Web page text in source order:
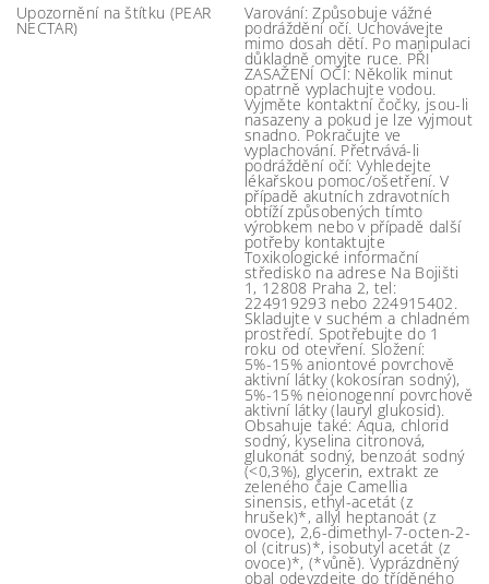
Upozornění na štítku (PEAR
NECTAR)
Varování: Způsobuje vážné
podráždění očí. Uchovávejte
mimo dosah dětí. Po manipulaci
důkladně omyjte ruce. PŘI
ZASAŽENÍ OČÍ: Několik minut
opatrně vyplachujte vodou.
Vyjměte kontaktní čočky, jsou-li
nasazeny a pokud je lze vyjmout
snadno. Pokračujte ve
vyplachování. Přetrvává-li
podráždění očí: Vyhledejte
lékařskou pomoc/ošetření. V
případě akutních zdravotních
obtíží způsobených tímto
výrobkem nebo v případě další
potřeby kontaktujte
Toxikologické informační
středisko na adrese Na Bojišti
1, 12808 Praha 2, tel:
224919293 nebo 224915402.
Skladujte v suchém a chladném
prostředí. Spotřebujte do 1
roku od otevření. Složení:
5%-15% aniontové povrchově
aktivní látky (kokosíran sodný),
5%-15% neionogenní povrchově
aktivní látky (lauryl glukosid).
Obsahuje také: Aqua, chlorid
sodný, kyselina citronová,
glukonát sodný, benzoát sodný
(<0,3%), glycerin, extrakt ze
zeleného čaje Camellia
sinensis, ethyl-acetát (z
hrušek)*, allyl heptanoát (z
ovoce), 2,6-dimethyl-7-octen-2-
ol (citrus)*, isobutyl acetát (z
ovoce)*, (*vůně). Vyprázdněný
obal odevzdejte do tříděného